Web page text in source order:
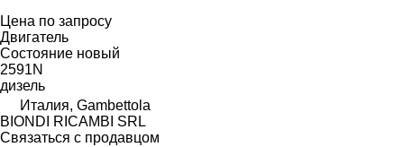
Цена по запросу
Двигатель
Состояние новый
2591N
дизель
Италия, Gambettola
BIONDI RICAMBI SRL
Связаться с продавцом